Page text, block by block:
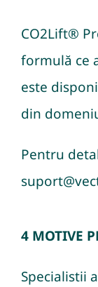
CO2Lift®
formulă ce
este
din
Pentru
4 MOTIVE
Specialistii